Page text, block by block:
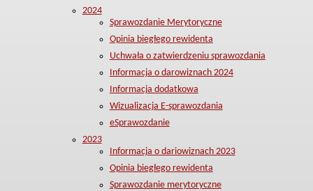
2024
Sprawozdanie Merytoryczne
Opinia biegłego rewidenta
Uchwała o zatwierdzeniu sprawozdania
Informacja o darowiznach 2024
Informacja dodatkowa
Wizualizacja E-sprawozdania
eSprawozdanie
2023
Informacja o dariowiznach 2023
Opinia biegłego rewidenta
Sprawozdanie merytoryczne